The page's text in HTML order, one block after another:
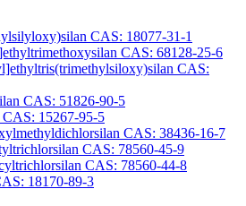
CAS: 18077-31-1
CAS: 68128-25-6
CAS:
CAS: 51826-90-5
15267-95-5
CAS: 38436-16-7
CAS: 78560-45-9
CAS: 78560-44-8
18170-89-3